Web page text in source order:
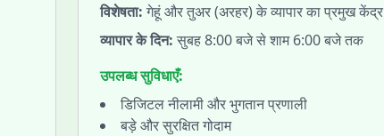
विशेषता: गेहूं और तुअर (अरहर) के व्यापार का प्रमुख केंद्र
व्यापार के दिन: सुबह 8:00 बजे से शाम 6:00 बजे तक
उपलब्ध सुविधाएँ:
डिजिटल नीलामी और भुगतान प्रणाली
बड़े और सुरक्षित गोदाम